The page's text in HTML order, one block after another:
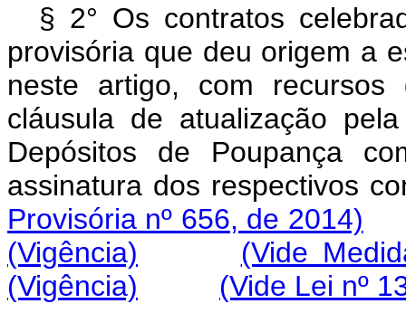
§ 2° Os contratos
provisória que deu origem a
neste artigo, com
cláusula de atualização
Depósitos de Poupança
assinatura dos
Provisória nº 656, de 2014)
(Vigência)
(Vide
(Vigência)
(Vide Lei nº